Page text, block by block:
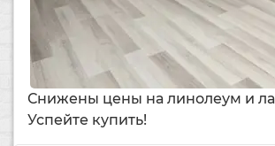
Снижены цены на линолеум и
Успейте купить!